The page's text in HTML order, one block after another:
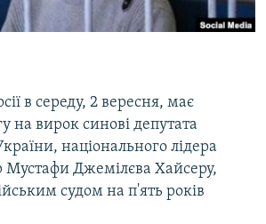
КРИМУ
в середу, 2 вересня, має
на вирок синові депутата
національного лідера
Мустафи Джемілєва Хайсеру,
судом на п'ять років